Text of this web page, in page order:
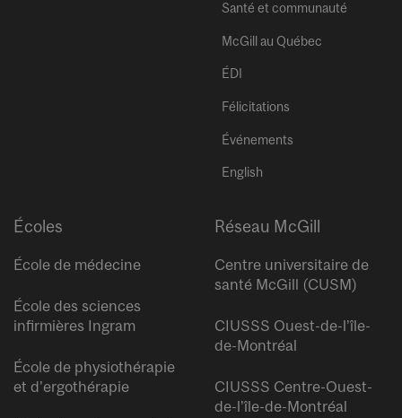
Santé et communauté
McGill au Québec
ÉDI
Félicitations
Événements
English
Écoles
École de médecine
École des sciences
infirmières Ingram
École de physiothérapie
et d’ergothérapie
Réseau McGill
Centre universitaire de
santé McGill (CUSM)
CIUSSS Ouest-de-l’île-
de-Montréal
CIUSSS Centre-Ouest-
de-l’île-de-Montréal